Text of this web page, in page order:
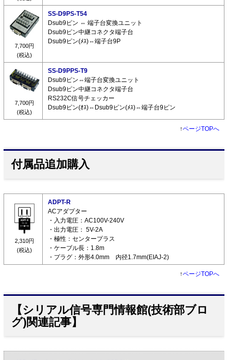
7,700円
(税込)
SS-D9PS-T54
Dsub9ピン ⇔ 端子台変換ユニット
Dsub9ピン中継コネクタ端子台
Dsub9ピン(ﾒｽ)⇔端子台9P
7,700円
(税込)
SS-D9PPS-T9
Dsub9ピン⇔端子台変換ユニット
Dsub9ピン中継コネクタ端子台
RS232C信号チェッカー
Dsub9ピン(ｵｽ)⇔Dsub9ピン(ﾒｽ)⇔端子台9ピン
↑ページTOPへ
付属品追加購入
2,310円
(税込)
ADPT-R
ACアダプター
・入力電圧：AC100V-240V
・出力電圧： 5V-2A
・極性：センタープラス
・ケーブル長：1.8m
・プラグ：外形4.0mm 内径1.7mm(EIAJ-2)
↑ページTOPへ
【シリアル信号専門情報館(技術部ブロ
グ)関連記事】